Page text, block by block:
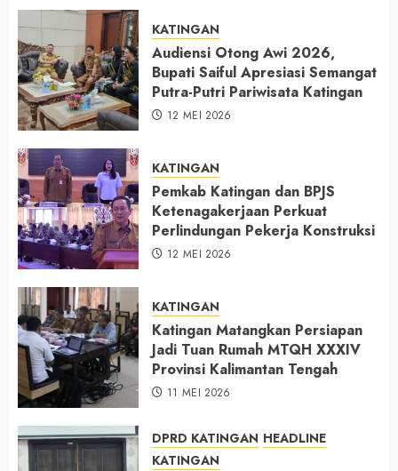
KATINGAN
Audiensi Otong Awi 2026,
Bupati Saiful Apresiasi Semangat
Putra-Putri Pariwisata Katingan
12 MEI 2026
KATINGAN
Pemkab Katingan dan BPJS
Ketenagakerjaan Perkuat
Perlindungan Pekerja Konstruksi
12 MEI 2026
KATINGAN
Katingan Matangkan Persiapan
Jadi Tuan Rumah MTQH XXXIV
Provinsi Kalimantan Tengah
11 MEI 2026
DPRD KATINGAN HEADLINE
KATINGAN